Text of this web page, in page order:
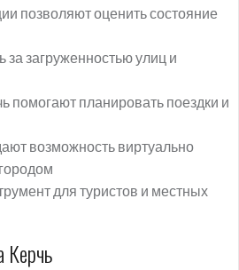
позволяют оценить состояние
загруженностью улиц и
помогают планировать поездки и
возможность виртуально
для туристов и местных
Керчь